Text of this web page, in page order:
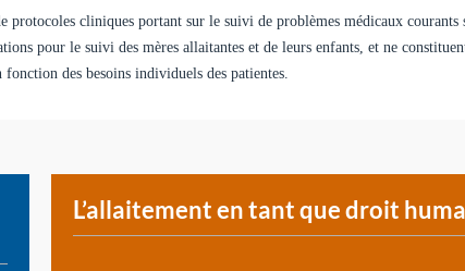
cliniques portant sur le suivi de problèmes médicaux courants
pour le suivi des mères allaitantes et de leurs enfants, et ne
des besoins individuels des patientes.
L’allaitement en tant que droit